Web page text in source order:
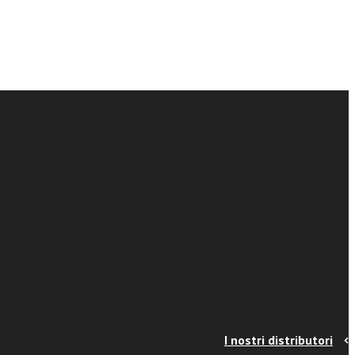
I nostri distributori